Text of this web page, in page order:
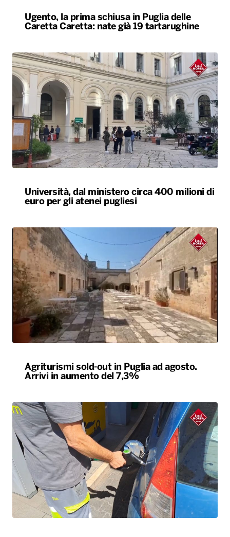
Ugento, la prima schiusa in Puglia delle
Caretta Caretta: nate già 19 tartarughine
Università, dal ministero circa 400 milioni di
euro per gli atenei pugliesi
Agriturismi sold-out in Puglia ad agosto.
Arrivi in aumento del 7,3%